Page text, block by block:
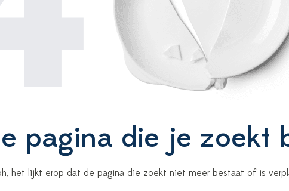
pagina die je zoekt
het lijkt erop dat de pagina die zoekt niet meer bestaat of is